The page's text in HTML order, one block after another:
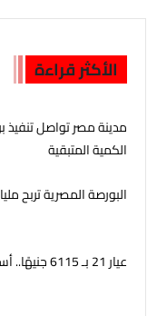
الأكثر قراءة
مدينة مصر تواصل تنفيذ
الكمية المتبقية
البورصة المصرية تربح
عيار 21 بـ 6115 جنيهًا.. أسعار الذهب في مصر اليوم الأحد